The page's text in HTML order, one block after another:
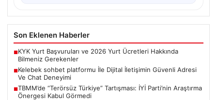
Son Eklenen Haberler
■KYK Yurt Başvuruları ve 2026 Yurt Ücretleri Hakkında
Bilmeniz Gerekenler
■Kelebek sohbet platformu İle Dijital İletişimin Güvenli Adresi
Ve Chat Deneyimi
■TBMM’de “Terörsüz Türkiye” Tartışması: İYİ Parti’nin Araştırma
Önergesi Kabul Görmedi